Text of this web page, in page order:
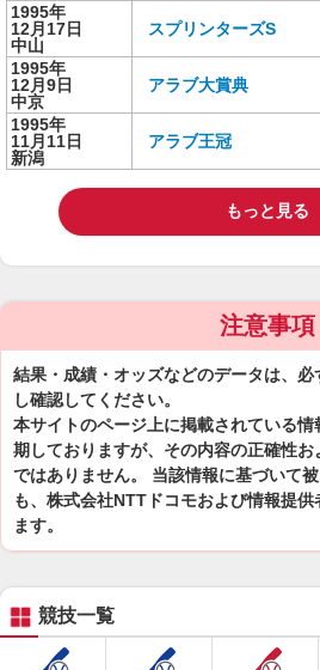
1995年
12月17日
中山
スプリンターズS
1995年
12月9日
中京
アラブ大賞典
1995年
11月11日
新潟
アラブ王冠
もっと見る
注意事項
結果・成績・オッズなどのデータは、
し確認してください。
本サイトのページ上に掲載されている
期しておりますが、その内容の正確性
ではありません。 当該情報に基づいて
も、株式会社NTTドコモおよび情報提
ます。
競技一覧